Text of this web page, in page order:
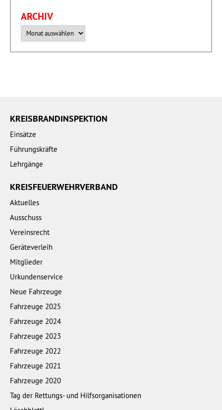
ARCHIV
Archiv
KREISBRANDINSPEKTION
Einsätze
Führungskräfte
Lehrgänge
KREISFEUERWEHRVERBAND
Aktuelles
Ausschuss
Vereinsrecht
Geräteverleih
Mitglieder
Urkundenservice
Neue Fahrzeuge
Fahrzeuge 2025
Fahrzeuge 2024
Fahrzeuge 2023
Fahrzeuge 2022
Fahrzeuge 2021
Fahrzeuge 2020
Tag der Rettungs- und Hilfsorganisationen